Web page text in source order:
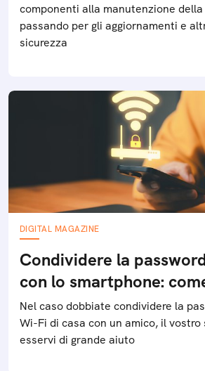
componenti alla manutenzione
passando per gli aggiornamenti e
sicurezza
DIGITAL MAGAZINE
Condividere la
con lo smartphone:
Nel caso dobbiate condividere la
Wi-Fi di casa con un amico, il
esservi di grande aiuto